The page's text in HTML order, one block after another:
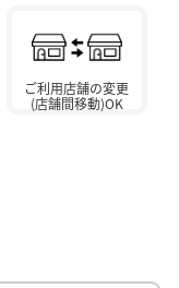
ご利用店舗の変更
(店舗間移動)OK